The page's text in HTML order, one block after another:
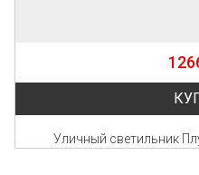
Уличный светильник